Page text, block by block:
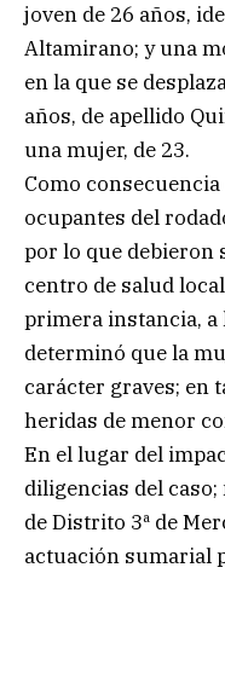
joven de 26 años,
Altamirano; y una
en la que se
años, de apellido
una mujer, de 23.
Como
ocupantes del
por lo que debieron
centro de salud
primera instancia, a
determinó que la
carácter graves; en
heridas de menor
En el lugar del
diligencias del
de Distrito 3ª de
actuación sumarial